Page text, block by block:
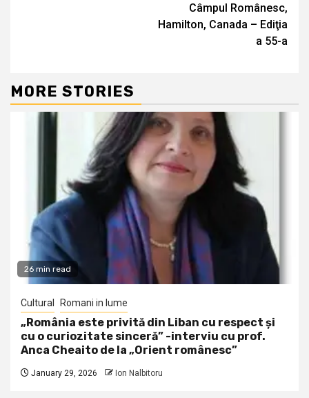
Câmpul Românesc,
Hamilton, Canada – Ediţia
a 55-a
MORE STORIES
26 min read
Cultural Romani in lume
„România este privită din Liban cu respect și
cu o curiozitate sinceră” -interviu cu prof.
Anca Cheaito de la „Orient românesc”
January 29, 2026 Ion Nalbitoru